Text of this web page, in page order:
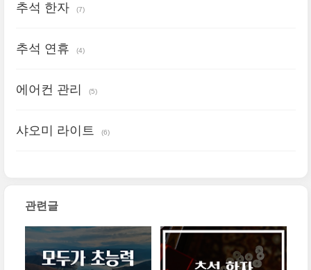
​추석 한자 (7)
​추석 연휴 (4)
​에어컨 관리 (5)
​샤오미 라이트 (6)
관련글